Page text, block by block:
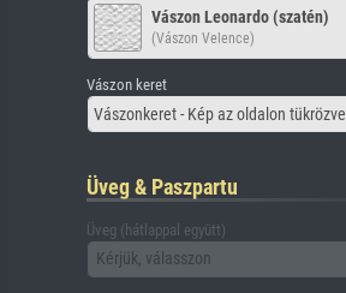
Vászon Leonardo (szatén)
(Vászon Velence)
Vászon keret
Vászonkeret - Kép az oldalon tükrözve
Üveg & Paszpartu
Üveg (hátlappal együtt)
Kérjük, válasszon